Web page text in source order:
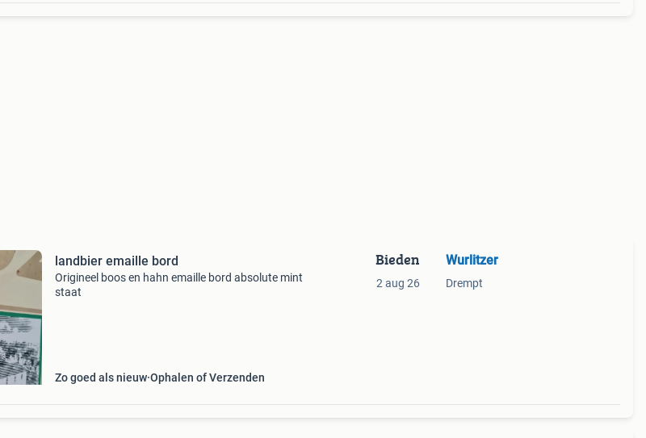
landbier emaille bord
Origineel boos en hahn emaille bord absolute mint
staat
Zo goed als nieuw Ophalen of Verzenden
Bieden
2 aug 26
Wurlitzer
Drempt